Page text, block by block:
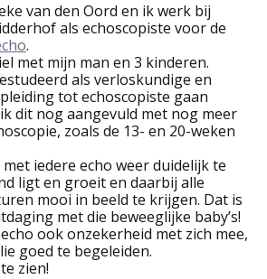
van den Oord en ik werk bij
als echoscopiste voor de
.
met mijn man en 3 kinderen.
als verloskundige en
tot echoscopiste gaan
dit nog aangevuld met nog meer
zoals de 13- en 20-weken
iedere echo weer duidelijk te
ligt en groeit en daarbij alle
mooi in beeld te krijgen. Dat is
met die beweeglijke baby’s!
ook onzekerheid met zich mee,
goed te begeleiden.
zien!